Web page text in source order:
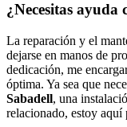
¿Necesitas ayuda
La reparación y el
dejarse en manos de
dedicación, me
óptima. Ya sea que
Sabadell, una
relacionado, estoy aquí